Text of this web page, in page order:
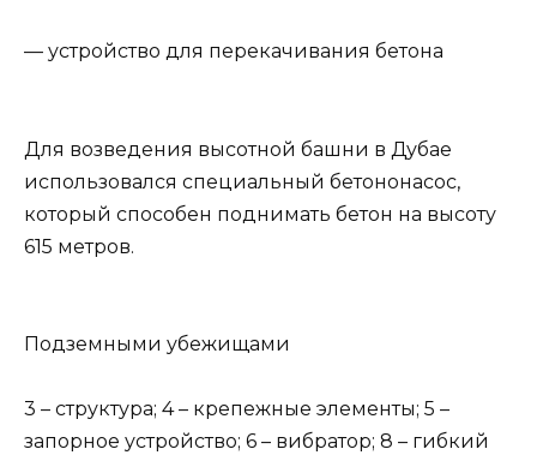
— устройство для перекачивания бетона
Для возведения высотной башни в Дубае
использовался специальный бетононасос,
который способен поднимать бетон на высоту
615 метров.
Подземными убежищами
3 – структура; 4 – крепежные элементы; 5 –
запорное устройство; 6 – вибратор; 8 – гибкий